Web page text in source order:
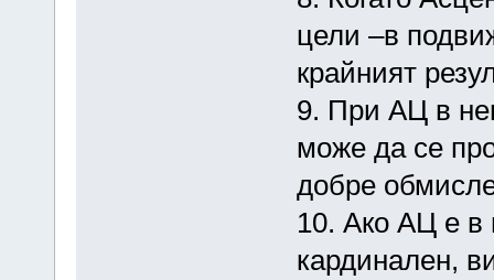
цели –в
крайният
9. При АЦ в
може да се
добре
10. Ако АЦ е в
кардинален,